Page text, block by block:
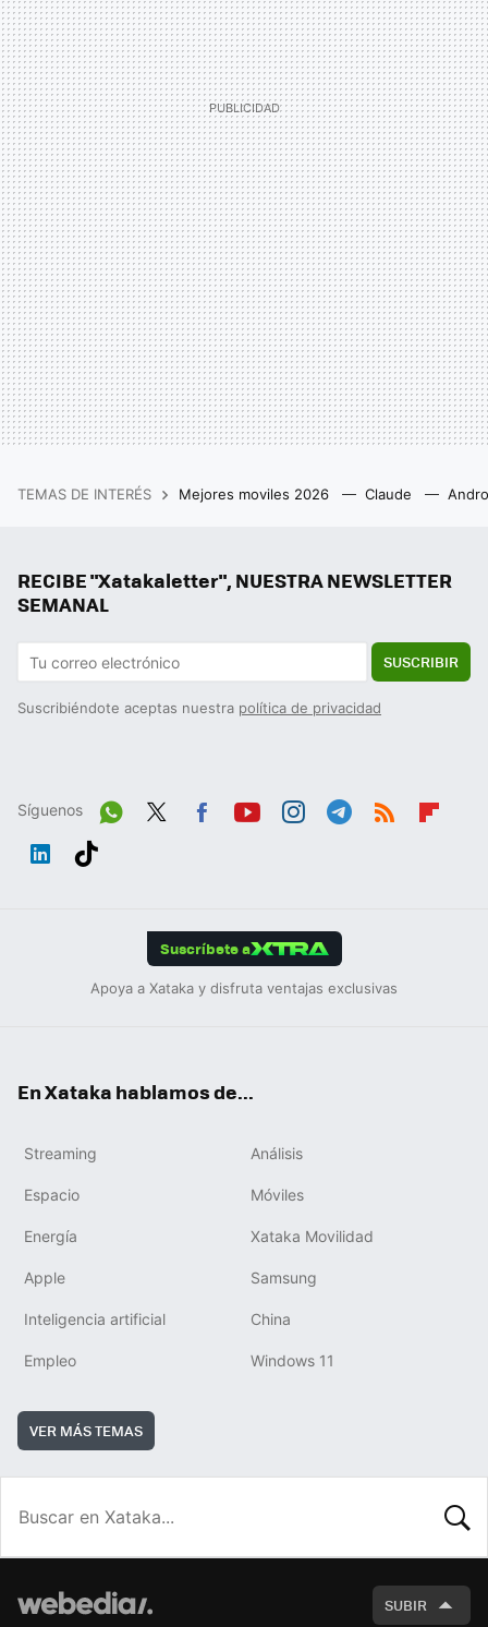
TEMAS DE INTERÉS Mejores moviles 2026 Claude
RECIBE "Xatakaletter", NUESTRA NEWSLETTER
SEMANAL
SUSCRIBIR
Suscribiéndote aceptas nuestra política de privacidad
Síguenos
Wh
Suscríbete a
Apoya a Xataka y disfruta ventajas exclusivas
En Xataka hablamos de...
Streaming Análisis
Espacio Móviles
Energía Xataka Movilidad
Apple Samsung
Inteligencia artificial China
Empleo Windows 11
VER MÁS TEMAS
SUBIR